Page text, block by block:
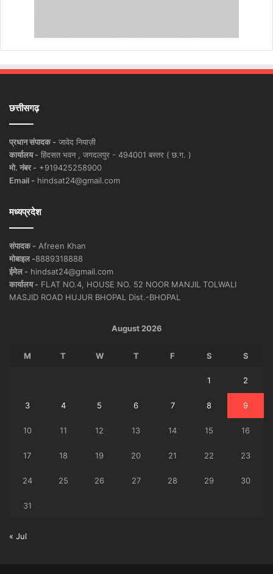
छत्तीसगढ़
प्रधान संपादक - जावेद नियाज़ी
कार्यालय - हिंदसत भवन , जगदलपुर - 494001 बस्तर ( छ.ग. )
मो. नंबर - +919425258900
Email - hindsat24@gmail.com
मध्यप्रदेश
संपादक - Afreen Khan
मोबाइल -8889318888
ईमेल - hindsat24@gmail.com
कार्यालय - FLAT NO.4, HOUSE NO. 52 NOOR MANJIL TOLWALI
MASJID ROAD HUJUR BHOPAL Dist.-BHOPAL
August 2026
M T W T F S S
1 2
3 4 5 6 7 8 9
10 11 12 13 14 15 16
17 18 19 20 21 22 23
24 25 26 27 28 29 30
31
« Jul